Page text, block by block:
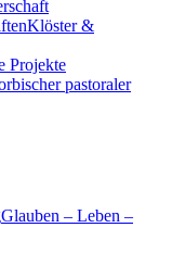
Klöster &
Projekte
pastoraler
Glauben – Leben –